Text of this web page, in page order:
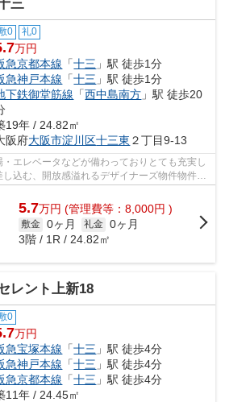
三
0 礼0
万円
急京都本線 「十三 」駅 徒歩1分
急神戸本線 「十三 」駅 徒歩1分
下鉄御堂筋線 「西中島南方 」駅 徒歩20
19年 / 24.82㎡
阪府大阪市淀川区十三東 ２丁目9-13
エレベータなどが備わっておりとても充実し
込む、開放感溢れるデザイナーズ物件物件で
、徒歩1分...
5.7万円 (管理費等：8,000円 )
敷金 0ヶ月 礼金 0ヶ月
3階 / 1R / 24.82㎡
レント上新18
0
万円
急宝塚本線 「十三 」駅 徒歩4分
急神戸本線 「十三 」駅 徒歩4分
急京都本線 「十三 」駅 徒歩4分
11年 / 24.45㎡